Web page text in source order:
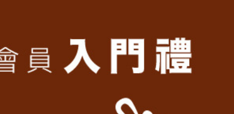
來自台灣，送禮就選台灣味。
化是生活選配，屬於我們的台味才夠味！
讓我們擁有文化新反應，甚至要經商、要外貿，與
豪氣、英文優雅連寫，創造島嶼的無限交會。當文
送禮藍圖，年節將近，把台洋融合的好味道，融入生